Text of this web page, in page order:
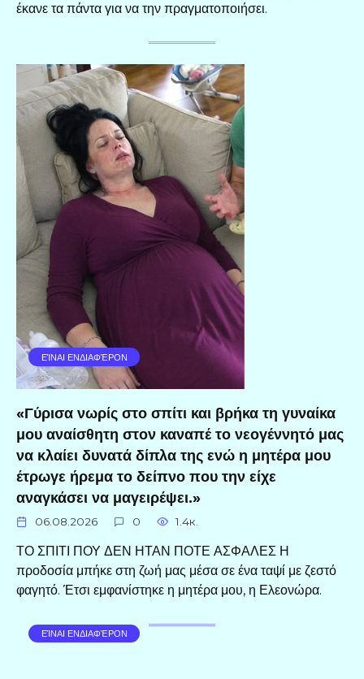
έκανε τα πάντα για να την πραγματοποιήσει.
ΕΊΝΑΙ ΕΝΔΙΑΦΈΡΟΝ
«Γύρισα νωρίς στο σπίτι και βρήκα τη γυναίκα
μου αναίσθητη στον καναπέ το νεογέννητό μας
να κλαίει δυνατά δίπλα της ενώ η μητέρα μου
έτρωγε ήρεμα το δείπνο που την είχε
αναγκάσει να μαγειρέψει.»
06.08.2026 0 1.4к.
ΤΟ ΣΠΙΤΙ ΠΟΥ ΔΕΝ ΗΤΑΝ ΠΟΤΕ ΑΣΦΑΛΕΣ Η
προδοσία μπήκε στη ζωή μας μέσα σε ένα ταψί με ζεστό
φαγητό. Έτσι εμφανίστηκε η μητέρα μου, η Ελεονώρα.
ΕΊΝΑΙ ΕΝΔΙΑΦΈΡΟΝ